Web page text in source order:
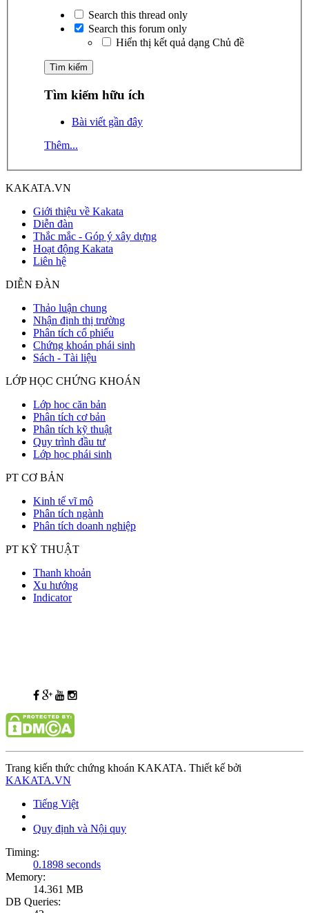
Search this thread only
Search this forum only
Hiển thị kết quả dạng Chủ đề
Tìm kiếm hữu ích
Bài viết gần đây
Thêm...
KAKATA.VN
Giới thiệu về Kakata
Diễn đàn
Thắc mắc - Góp ý xây dựng
Hoạt động Kakata
Liên hệ
DIỄN ĐÀN
Thảo luận chung
Nhận định thị trường
Phân tích cổ phiếu
Chứng khoán phái sinh
Sách - Tài liệu
LỚP HỌC CHỨNG KHOÁN
Lớp học căn bản
Phân tích cơ bản
Phân tích kỹ thuật
Quy trình đầu tư
Lớp học phái sinh
PT CƠ BẢN
Kinh tế vĩ mô
Phân tích ngành
Phân tích doanh nghiệp
PT KỸ THUẬT
Thanh khoản
Xu hướng
Indicator
Trang kiến thức chứng khoán KAKATA. Thiết kế bởi
KAKATA.VN
Tiếng Việt
Quy định và Nội quy
Timing:
0.1898 seconds
Memory:
14.361 MB
DB Queries: